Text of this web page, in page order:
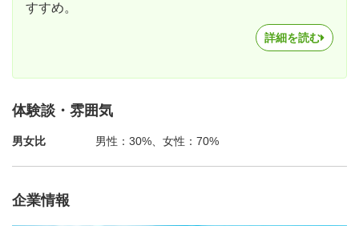
すすめ。
詳細を読む
体験談・雰囲気
男女比 男性：30%、女性：70%
企業情報